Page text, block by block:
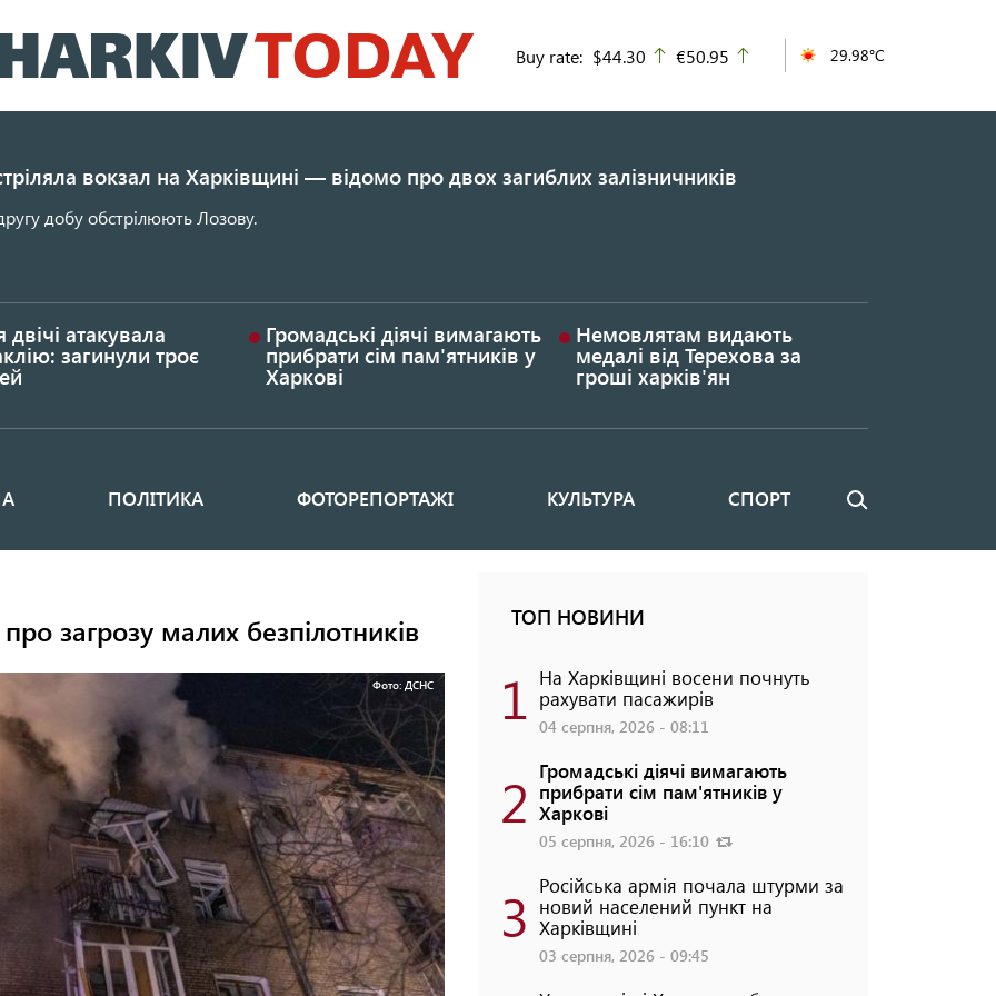
до
основного
Buy rate: $44.30 up
€50.95 29.98°C
вокзал на Харківщині — відомо про двох загиблих залізничників
добу обстрілюють Лозову.
двічі атакувала
загинули троє
Громадські діячі вимагають
прибрати сім пам'ятників у
Харкові
Немовлятам видають
медалі від Терехова за
гроші харків'ян
ПОЛІТИКА ФОТОРЕПОРТАЖІ КУЛЬТУРА СПОРТ Пошук
загрозу малих безпілотників
Фото: ДСНС
ТОП НОВИНИ
1 На Харківщині восени почнуть
рахувати пасажирів
04 серпня, 2026 - 08:11
2 Громадські діячі вимагають
прибрати сім пам'ятників у
Харкові
05 серпня, 2026 - 16:10
3 Російська армія почала штурми за
новий населений пункт на
Харківщині
03 серпня, 2026 - 09:45